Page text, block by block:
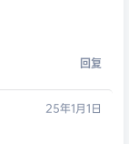
回复
25年1月1日